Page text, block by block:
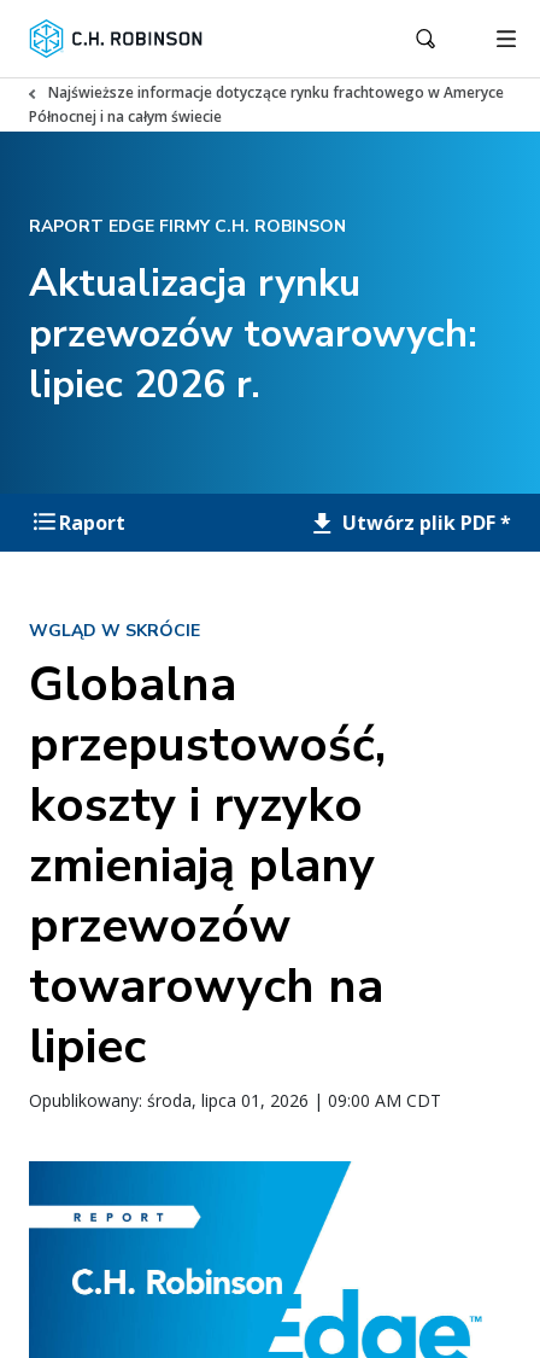
Najświeższe informacje dotyczące rynku frachtowego w Ameryce
Północnej i na całym świecie
RAPORT EDGE FIRMY C.H. ROBINSON
Aktualizacja rynku
przewozów towarowych:
lipiec 2026 r.
Raport Utwórz plik PDF *
WGLĄD W SKRÓCIE
Globalna
przepustowość,
koszty i ryzyko
zmieniają plany
przewozów
towarowych na
lipiec
Opublikowany: środa, lipca 01, 2026 | 09:00 AM CDT